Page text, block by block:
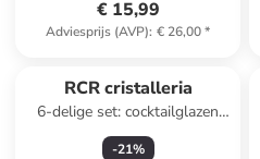
€ 15,99
Adviesprijs (AVP): € 26,00*
RCR cristalleria
6-delige set: cocktailglazen
"Any" - 340 ml
-21%